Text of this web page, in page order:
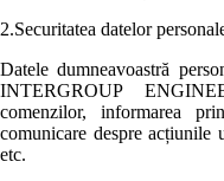
2.Securitatea datelor
Datele dumneavoastră
INTERGROUP
comenzilor, informarea
comunicare despre acțiunile
etc.